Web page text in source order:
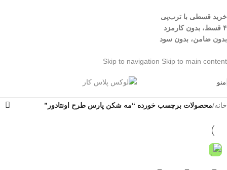
خرید قسطی با ترب‌پی
۴ قسط، بدون کارمزد
بدون ضامن، بدون سود
Skip to navigation Skip to main content
منو
خانه/محصولات برچسب خورده “مه شکن پارس طرح اونتادور”